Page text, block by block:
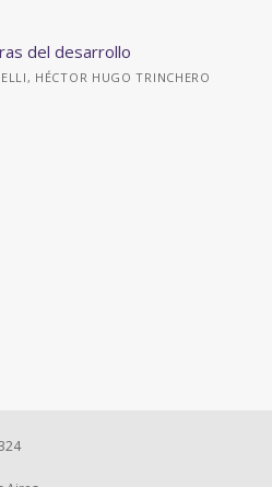
del desarrollo
HÉCTOR HUGO TRINCHERO